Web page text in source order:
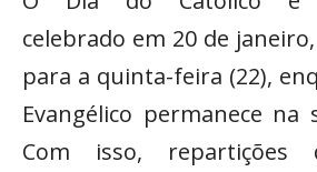
celebrado em 20 de
para a quinta-feira (22),
Evangélico permanece na
Com isso, repartições